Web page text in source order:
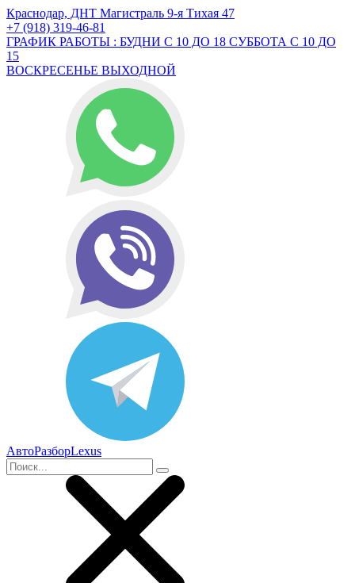
Краснодар, ДНТ Магистраль 9-я Тихая 47
+7 (918) 319-46-81
ГРАФИК РАБОТЫ : БУДНИ С 10 ДО 18 СУББОТА С 10 ДО
15
ВОСКРЕСЕНЬЕ ВЫХОДНОЙ
АвтоРазборLexus